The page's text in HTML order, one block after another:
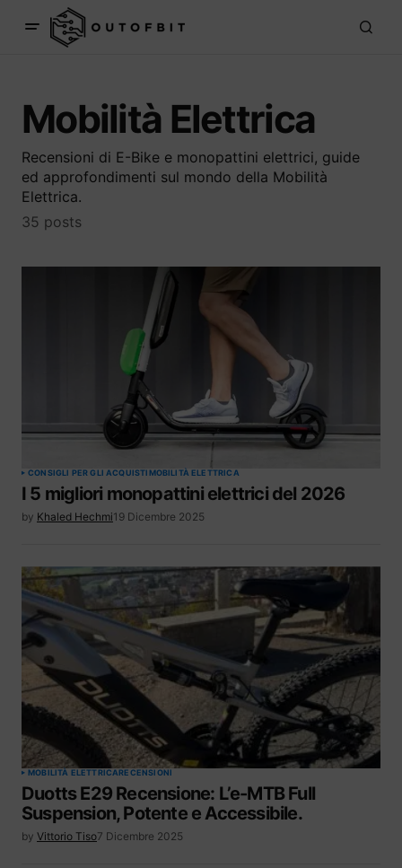
Mobilità Elettrica
Recensioni di E-Bike e monopattini elettrici, guide
ed approfondimenti sul mondo della Mobilità
Elettrica.
35 posts
CONSIGLI PER GLI ACQUISTIMOBILITÀ ELETTRICA
I 5 migliori monopattini elettrici del 2026
by Khaled Hechmi19 Dicembre 2025
MOBILITÀ ELETTRICARECENSIONI
Duotts E29 Recensione: L’e-MTB Full
Suspension, Potente e Accessibile.
by Vittorio Tiso7 Dicembre 2025